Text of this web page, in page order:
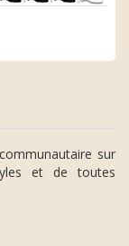
sur
et de toutes